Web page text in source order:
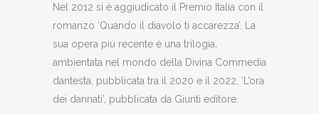
Nel 2012 si è aggiudicato il Premio Italia con il
romanzo ‘Quando il diavolo ti accarezza’. La
sua opera più recente è una trilogia,
ambientata nel mondo della Divina Commedia
dantesta, pubblicata tra il 2020 e il 2022, ‘L’ora
dei dannati’, pubblicata da Giunti editore.